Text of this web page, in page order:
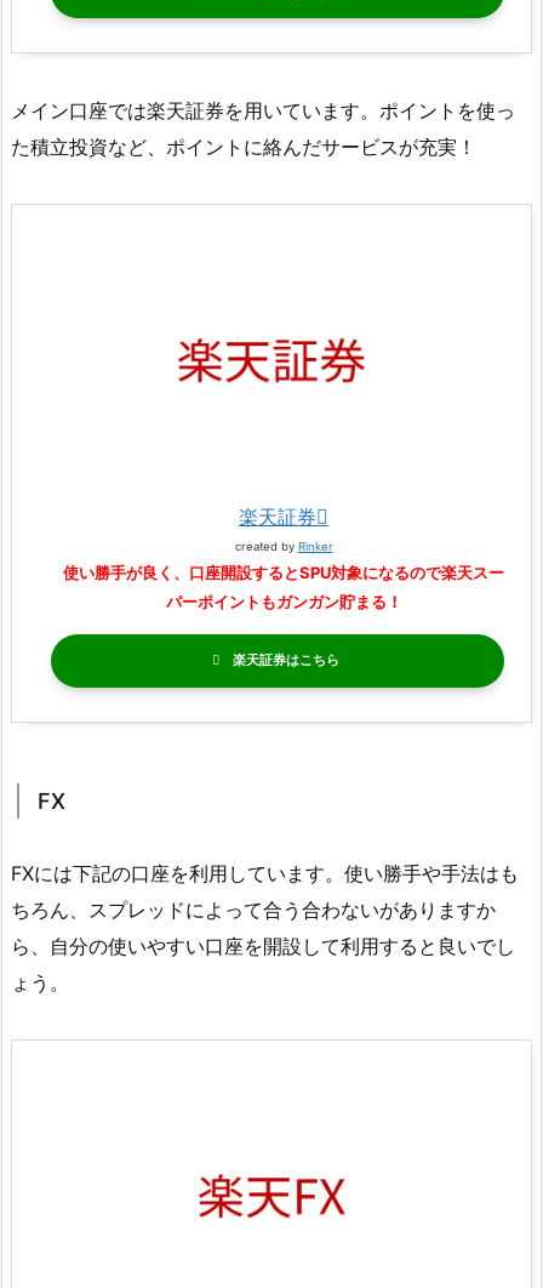
メイン口座では楽天証券を用いています。ポイントを使っ
た積立投資など、ポイントに絡んだサービスが充実！
楽天証券
created by Rinker
使い勝手が良く、口座開設するとSPU対象になるので楽天スー
パーポイントもガンガン貯まる！
楽天証券
FX
FXには下記の口座を利用しています。使い勝手や手法はも
ちろん、スプレッドによって合う合わないがありますか
ら、自分の使いやすい口座を開設して利用すると良いでし
ょう。